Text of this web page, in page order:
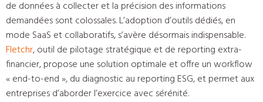
de données à collecter et la précision des informations
demandées sont colossales. L’adoption d’outils dédiés, en
mode SaaS et collaboratifs, s’avère désormais indispensable.
Fletchr, outil de pilotage stratégique et de reporting extra-
financier, propose une solution optimale et offre un workflow
« end-to-end », du diagnostic au reporting ESG, et permet aux
entreprises d’aborder l’exercice avec sérénité.